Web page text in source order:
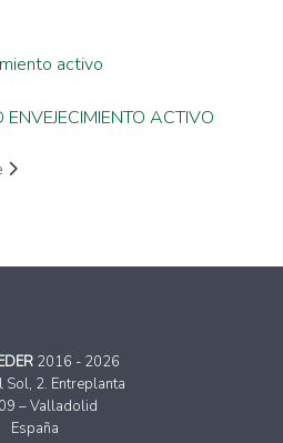
activo
ACTIVO
POR EL CRECIMIENTO
Más de 350 ‘Litros de
2016 - 2026
Sol, 2. Entreplanta
– Valladolid
España